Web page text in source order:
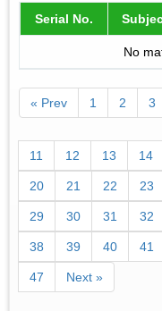
Serial No.
No
« Prev 1 2 3
11 12 13 14
20 21 22 23
29 30 31 32
38 39 40 41
47 Next »